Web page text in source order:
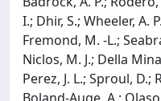
I.; Dhir, S.; Wheeler, A.
Fremond, M. -L.;
Niclos, M. J.; Della
Perez, J. L.; Sproul, D.;